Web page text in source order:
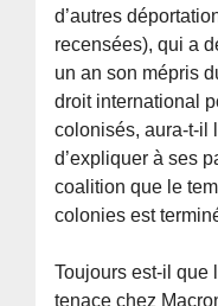
d’autres
recensées), qui a
un an son mépris
droit international
colonisés, aura-t-il
d’expliquer à ses
coalition que le
colonies est
Toujours est-il que
tenace chez